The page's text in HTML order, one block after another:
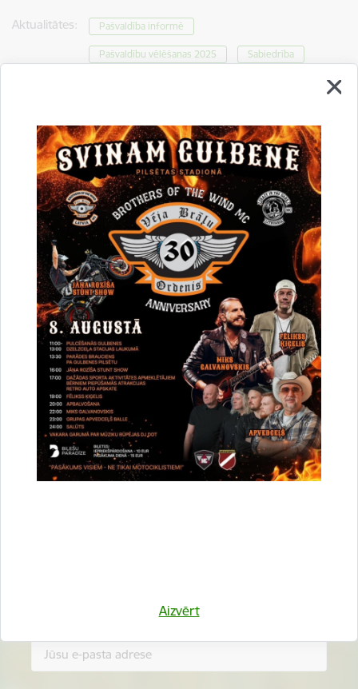
Aizvērt
Aktualitātes: Pašvaldība informē
Pašvaldību vēlēšanas 2025 Sabiedrība
Drukāt lapu
Dalīties
Vai šī informācija bija noderīga?
Piesakies jaunumu saņemšanai savā e-pastā.